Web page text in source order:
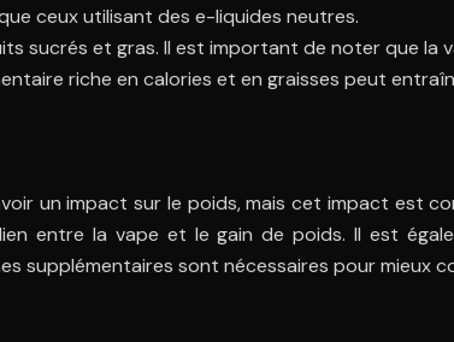
ceux utilisant des e-liquides neutres.
sucrés et gras. Il est important de noter que
riche en calories et en graisses peut
un impact sur le poids, mais cet impact est
entre la vape et le gain de poids. Il est
sont nécessaires pour mieux